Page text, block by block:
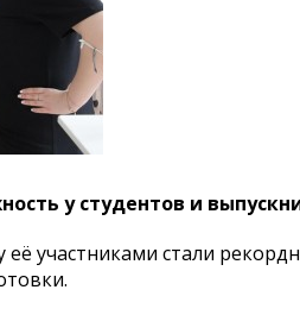
у студентов и
участниками стали